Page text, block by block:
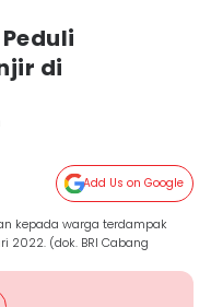
di
Add Us on Google
kepada warga terdampak
2022. (dok. BRI Cabang